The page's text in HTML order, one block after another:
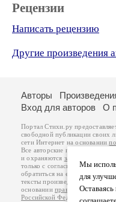
Рецензии
Написать рецензию
Другие произведения
Мы
для
Оставаясь
Авторы
Вход для авторов
О
Портал Стихи.ру
свободной публикации своих
сети Интернет на основании
Все авторские права на
и охраняются законом
.
только с согласия его автора,
обратиться на его авторской
тексты произведений авторы
основанииправил публикации
Российской Федерации